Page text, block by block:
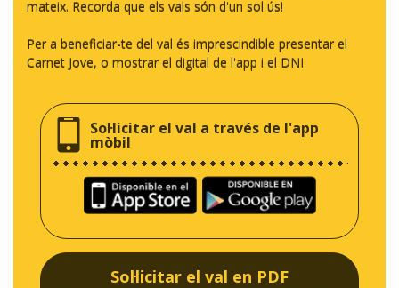
mateix. Recorda que els vals són d'un sol ús!
Per a beneficiar-te del val és imprescindible presentar el
Carnet Jove, o mostrar el digital de l'app i el DNI
Sol·licitar el val a través de l'app
mòbil
Sol·licitar el val en PDF